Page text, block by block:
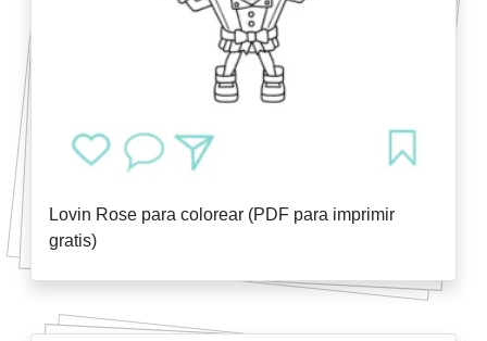
Lovin Rose para colorear (PDF para imprimir
gratis)